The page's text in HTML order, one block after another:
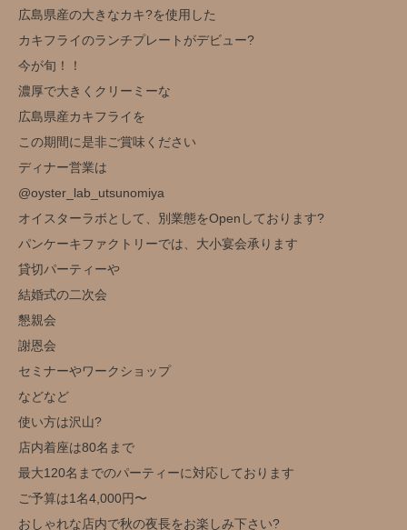
広島県産の大きなカキ?を使用した
カキフライのランチプレートがデビュー?️
今が旬！！
濃厚で大きくクリーミーな
広島県産カキフライを
この期間に是非ご賞味ください
ディナー営業は
@oyster_lab_utsunomiya
オイスターラボとして、別業態をOpenしております?
パンケーキファクトリーでは、大小宴会承ります
貸切パーティーや
結婚式の二次会
懇親会
謝恩会
セミナーやワークショップ
などなど
使い方は沢山?️
店内着座は80名まで
最大120名までのパーティーに対応しております
ご予算は1名4,000円〜
おしゃれな店内で秋の夜長をお楽しみ下さい?